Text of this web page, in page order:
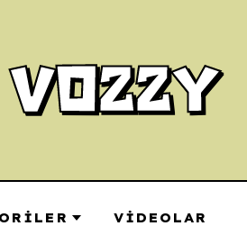
VIDEOLAR